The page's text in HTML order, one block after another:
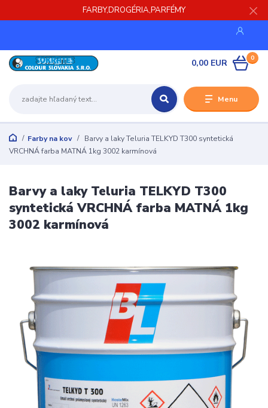
FARBY,DROGÉRIA,PARFÉMY
Menu
0
0,00 EUR
Farby na kov
Barvy a laky Teluria TELKYD T300 syntetická
VRCHNÁ farba MATNÁ 1kg 3002 karmínová
Barvy a laky Teluria TELKYD T300
syntetická VRCHNÁ farba MATNÁ 1kg
3002 karmínová